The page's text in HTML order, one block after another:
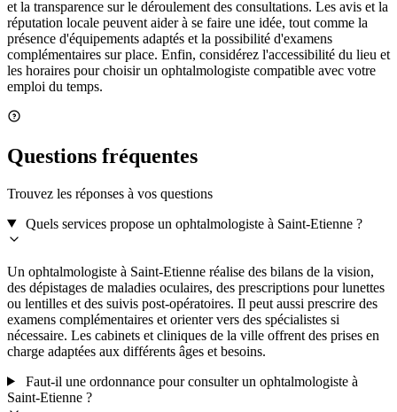
et la transparence sur le déroulement des consultations. Les avis et la
réputation locale peuvent aider à se faire une idée, tout comme la
présence d'équipements adaptés et la possibilité d'examens
complémentaires sur place. Enfin, considérez l'accessibilité du lieu et
les horaires pour choisir un ophtalmologiste compatible avec votre
emploi du temps.
Questions fréquentes
Trouvez les réponses à vos questions
Quels services propose un ophtalmologiste à Saint-Etienne ?
Un ophtalmologiste à Saint-Etienne réalise des bilans de la vision,
des dépistages de maladies oculaires, des prescriptions pour lunettes
ou lentilles et des suivis post-opératoires. Il peut aussi prescrire des
examens complémentaires et orienter vers des spécialistes si
nécessaire. Les cabinets et cliniques de la ville offrent des prises en
charge adaptées aux différents âges et besoins.
Faut-il une ordonnance pour consulter un ophtalmologiste à
Saint-Etienne ?